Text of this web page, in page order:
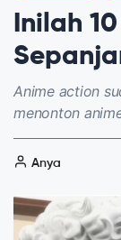
Inilah
Anime action
menonton
Anya